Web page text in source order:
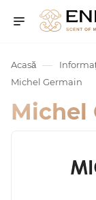
Acasă —
Michel Germain
Michel